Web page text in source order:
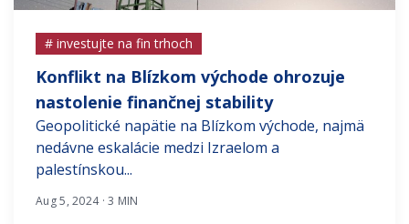
# investujte na fin trhoch
Konflikt na Blízkom východe ohrozuje
nastolenie finančnej stability
Geopolitické napätie na Blízkom východe, najmä
nedávne eskalácie medzi Izraelom a
palestínskou...
Aug 5, 2024 · 3 MIN